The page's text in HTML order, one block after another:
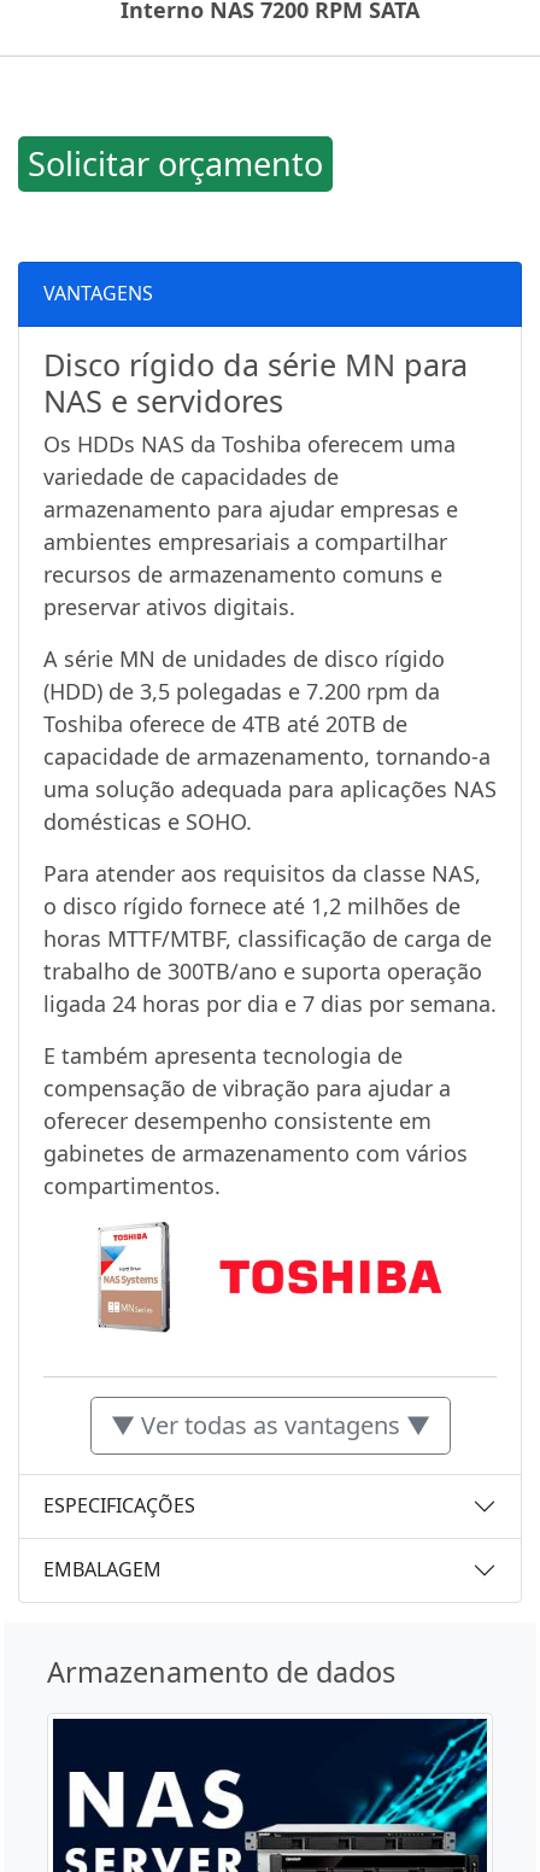
Interno NAS 7200 RPM SATA
Solicitar orçamento
VANTAGENS
Disco rígido da série MN para
NAS e servidores
Os HDDs NAS da Toshiba oferecem uma
variedade de capacidades de
armazenamento para ajudar empresas e
ambientes empresariais a compartilhar
recursos de armazenamento comuns e
preservar ativos digitais.
A série MN de unidades de disco rígido
(HDD) de 3,5 polegadas e 7.200 rpm da
Toshiba oferece de 4TB até 20TB de
capacidade de armazenamento, tornando-a
uma solução adequada para aplicações NAS
domésticas e SOHO.
Para atender aos requisitos da classe NAS,
o disco rígido fornece até 1,2 milhões de
horas MTTF/MTBF, classificação de carga de
trabalho de 300TB/ano e suporta operação
ligada 24 horas por dia e 7 dias por semana.
E também apresenta tecnologia de
compensação de vibração para ajudar a
oferecer desempenho consistente em
gabinetes de armazenamento com vários
compartimentos.
▼ Ver todas as vantagens ▼
ESPECIFICAÇÕES
EMBALAGEM
Armazenamento de dados